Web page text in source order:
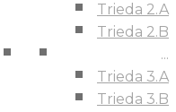
Trieda 2.A
Trieda 2.B
...
Trieda 3.A
Trieda 3.B